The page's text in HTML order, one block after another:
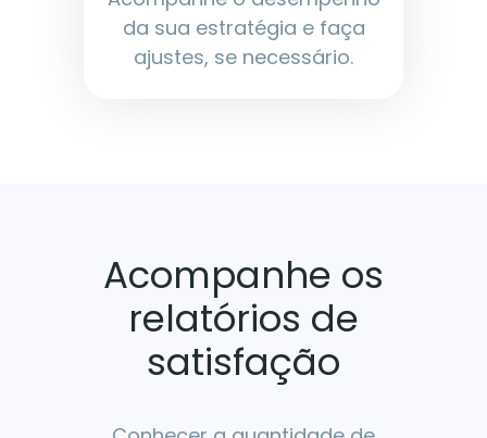
da sua estratégia e faça
ajustes, se necessário.
Acompanhe os
relatórios de
satisfação